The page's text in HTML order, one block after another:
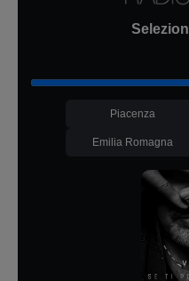
Piacenza
Emilia Romagna